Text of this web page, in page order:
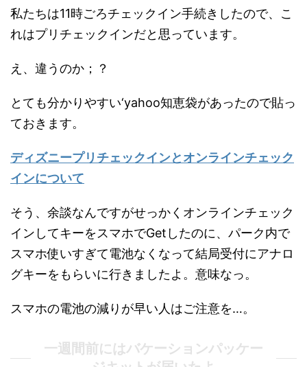
私たちは11時ごろチェックイン手続きしたので、こ
れはプリチェックインだと思っています。
え、違うのか；？
とても分かりやすい‘yahoo知恵袋があったので貼っ
ておきます。
ディズニープリチェックインとオンラインチェック
インについて
そう、余談なんですがせっかくオンラインチェック
インしてキーをスマホでGetしたのに、パーク内で
スマホ使いすぎて電池なくなって結局受付にアナロ
グキーをもらいに行きましたよ。意味なっ。
スマホの電池の減りが早い人はご注意を…。
一週間前にはバケーションパッケー